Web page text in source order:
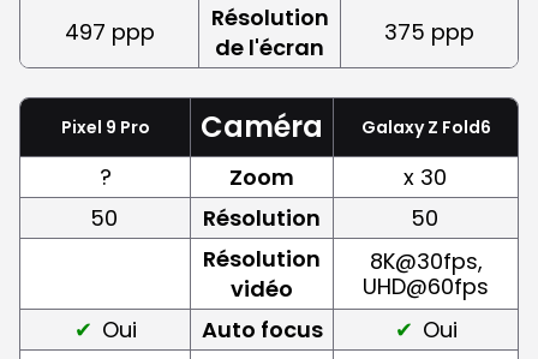
497 ppp
Résolution
de l'écran
375 ppp
Pixel 9 Pro Caméra Galaxy Z Fold6
? Zoom
x 30
50
Résolution
50
Résolution
vidéo
8K@30fps,
UHD@60fps
Oui
Auto focus
Oui